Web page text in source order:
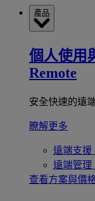
產品
個人使用
Remote
安全快速的遠
瞭解更多
遠端支援
遠端管理
查看方案與價